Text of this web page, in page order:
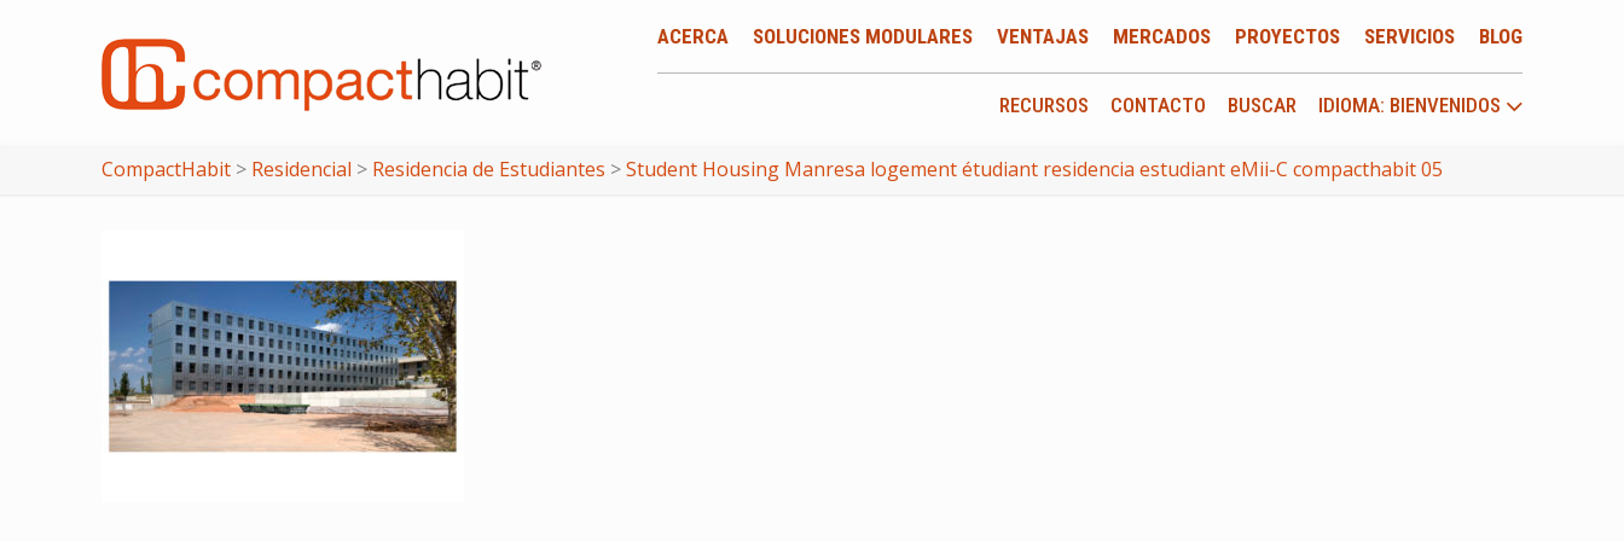
ACERCA SOLUCIONES MODULARES VENTAJAS MERCADOS PROYECTOS SERVICIOS BLOG
RECURSOS CONTACTO BUSCAR IDIOMA: BIENVENIDOS
CompactHabit > Residencial > Residencia de Estudiantes >Student Housing Manresa logement étudiant residencia estudiant eMii-C compacthabit 05